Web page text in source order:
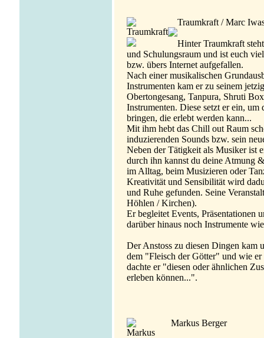
Traumkraft / Marc
Hinter Traumkraft
und Schulungsraum und ist euch
bzw. übers Internet aufgefallen.
Nach einer musikalischen
Instrumenten kam er zu seinem
Obertongesang, Tanpura, Shruti
Instrumenten. Diese setzt er ein,
bringen, die erlebt werden kann...
Mit ihm hebt das Chill out Raum
induzierenden Sounds bzw. sein
Neben der Tätigkeit als Musiker ist
durch ihn kannst du deine Atmung
im Alltag, beim Musizieren oder
Kreativität und Sensibilität wird
und Ruhe gefunden. Seine
Höhlen / Kirchen).
Er begleitet Events, Präsentationen
darüber hinaus noch Instrumente
Der Anstoss zu diesen Dingen kam
dem "Fleisch der Götter" und wie
dachte er "diesen oder ähnlichen
erleben können...".
Markus Berger